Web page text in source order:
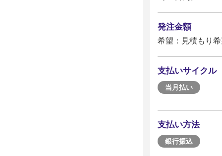
発注金額
希望：見積もり希
支払いサイクル
当月払い
支払い方法
銀行振込